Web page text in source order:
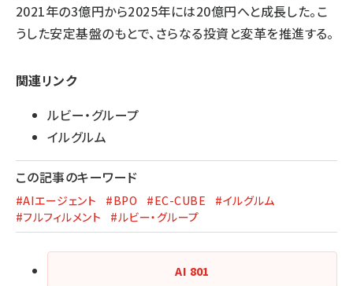
2021年の3億円から2025年には20億円へと成長した。こ
うした安定基盤のもとで、さらなる投資と変革を推進する。
関連リンク
ルビー・グループ
イルグルム
この記事のキーワード
#AIエージェント #BPO #EC-CUBE
#イルグルム
#フルフィルメント
#ルビー・グループ
AI 801